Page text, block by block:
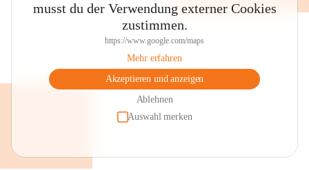
musst du der Verwendung externer Cookies
zustimmen.
https://www.google.com/maps
Mehr erfahren
Akzeptieren und anzeigen
Ablehnen
Auswahl merken